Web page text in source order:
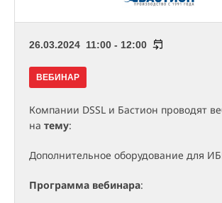
26.03.2024 11:00 - 12:00
ВЕБИНАР
Компании DSSL и Бастион проводят
на тему:
Дополнительное оборудование для
Программа вебинара: